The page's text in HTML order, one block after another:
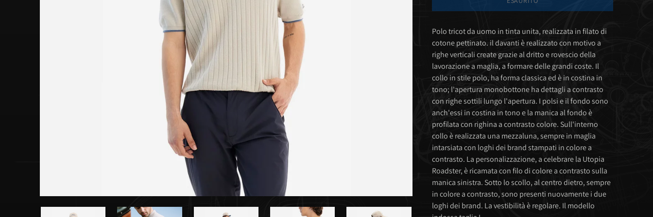
Polo tricot da uomo in tinta unita, realizzata in filato di
cotone pettinato. il davanti è realizzato con motivo a
righe verticali create grazie al dritto e rovescio della
lavorazione a maglia, a formare delle grandi coste. Il
collo in stile polo, ha forma classica ed è in costina in
tono; l'apertura monobottone ha dettagli a contrasto
con righe sottili lungo l'apertura. I polsi e il fondo sono
anch'essi in costina in tono e la manica al fondo è
profilata con righina a contrasto colore. Sull'interno
collo è realizzata una mezzaluna, sempre in maglia
intarsiata con loghi dei brand stampati in colore a
contrasto. La personalizzazione, a celebrare la Utopia
Roadster, è ricamata con filo di colore a contrasto sulla
manica sinistra. Sotto lo scollo, al centro dietro, sempre
in colore a contrasto, sono presenti nuovamente i due
loghi dei brand. La vestibilità è regolare. Il modello